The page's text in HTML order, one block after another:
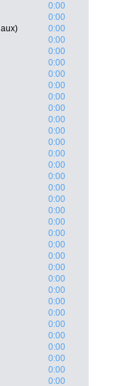
0:00
0:00
0:00
0:00
0:00
0:00
0:00
0:00
0:00
0:00
0:00
0:00
0:00
0:00
0:00
0:00
0:00
0:00
0:00
0:00
0:00
0:00
0:00
0:00
0:00
0:00
0:00
0:00
0:00
0:00
0:00
0:00
0:00
0:00